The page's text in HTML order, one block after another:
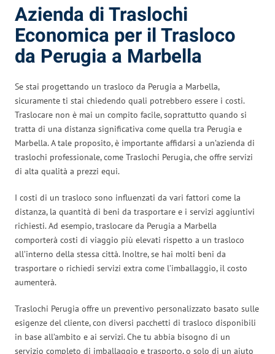
Azienda di Traslochi
Economica per il Trasloco
da Perugia a Marbella
Se stai progettando un trasloco da Perugia a Marbella,
sicuramente ti stai chiedendo quali potrebbero essere i costi.
Traslocare non è mai un compito facile, soprattutto quando si
tratta di una distanza significativa come quella tra Perugia e
Marbella. A tale proposito, è importante affidarsi a un’azienda di
traslochi professionale, come Traslochi Perugia, che offre servizi
di alta qualità a prezzi equi.
I costi di un trasloco sono influenzati da vari fattori come la
distanza, la quantità di beni da trasportare e i servizi aggiuntivi
richiesti. Ad esempio, traslocare da Perugia a Marbella
comporterà costi di viaggio più elevati rispetto a un trasloco
all’interno della stessa città. Inoltre, se hai molti beni da
trasportare o richiedi servizi extra come l’imballaggio, il costo
aumenterà.
Traslochi Perugia offre un preventivo personalizzato basato sulle
esigenze del cliente, con diversi pacchetti di trasloco disponibili
in base all’ambito e ai servizi. Che tu abbia bisogno di un
servizio completo di imballaggio e trasporto, o solo di un aiuto